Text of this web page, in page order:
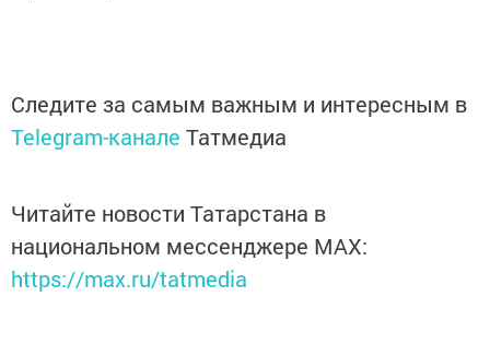
Следите за самым важным и интересным в
Telegram-канале Татмедиа
Читайте новости Татарстана в
национальном мессенджере MАХ:
https://max.ru/tatmedia